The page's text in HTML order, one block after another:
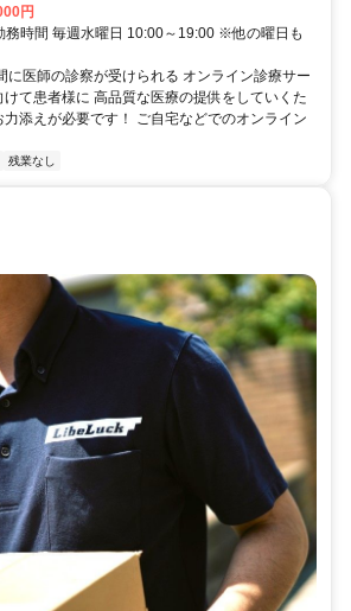
円
務時間 毎週水曜日 10:00～19:00 ※他の曜日も
に医師の診察が受けられる オンライン診療サー
けて患者様に 高品質な医療の提供をしていくた
添えが必要です！ ご自宅などでのオンライン
残業なし